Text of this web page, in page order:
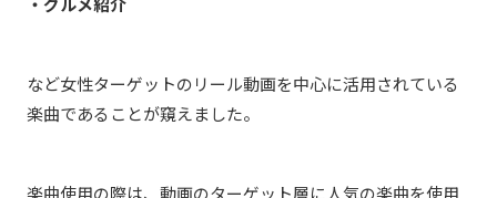
など女性ターゲットのリール動画を中心に活用されている
楽曲であることが窺えました。
楽曲使用の際は、動画のターゲット層に人気の楽曲を使用